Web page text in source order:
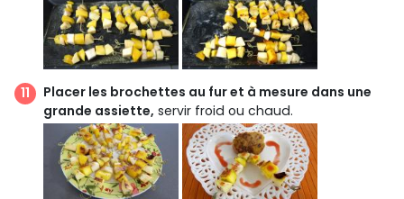
Placer les brochettes au fur et à mesure dans une
grande assiette, servir froid ou chaud.